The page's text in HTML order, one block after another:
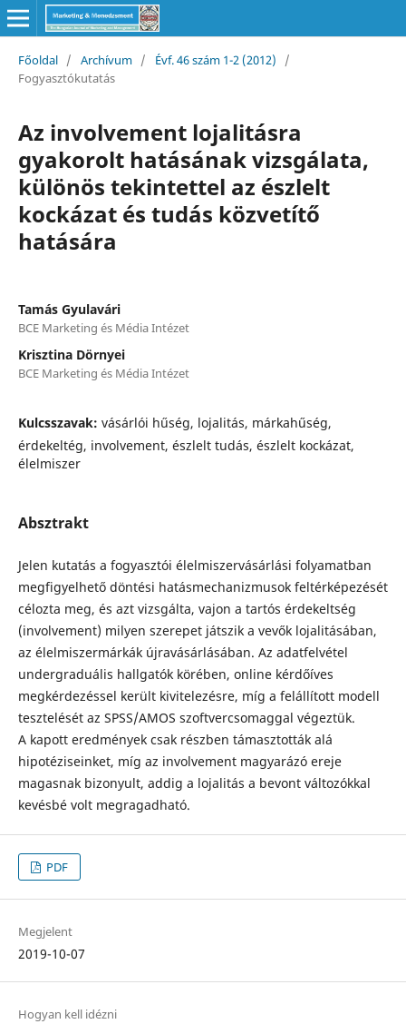
Főoldal / Archívum / Évf. 46 szám 1-2 (2012)
/
Fogyasztókutatás
Az involvement lojalitásra
gyakorolt hatásának vizsgálata,
különös tekintettel az észlelt
kockázat és tudás közvetítő
hatására
Tamás Gyulavári
BCE Marketing és Média Intézet
Krisztina Dörnyei
BCE Marketing és Média Intézet
Kulcsszavak: vásárlói hűség, lojalitás, márkahűség,
érdekeltég, involvement, észlelt tudás, észlelt kockázat,
élelmiszer
Absztrakt
Jelen kutatás a fogyasztói élelmiszervásárlási folyamatban
megfigyelhető döntési hatásmechanizmusok feltérképezését
célozta meg, és azt vizsgálta, vajon a tartós érdekeltség
(involvement) milyen szerepet játszik a vevők lojalitásában,
az élelmiszermárkák újravásárlásában. Az adatfelvétel
undergraduális hallgatók körében, online kérdőíves
megkérdezéssel került kivitelezésre, míg a felállított modell
tesztelését az SPSS/AMOS szoftvercsomaggal végeztük.
A kapott eredmények csak részben támasztották alá
hipotéziseinket, míg az involvement magyarázó ereje
magasnak bizonyult, addig a lojalitás a bevont változókkal
kevésbé volt megragadható.
PDF
Megjelent
2019-10-07
Hogyan kell idézni